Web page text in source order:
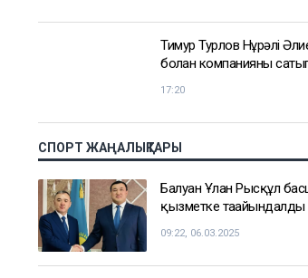
Тимур Турлов Нұрәлі
болған компанияны
17:20
СПОРТ ЖАҢАЛЫҚТАРЫ
Балуан Ұлан Рысқұл
қызметке тағайындалды
09:22, 06.03.2025